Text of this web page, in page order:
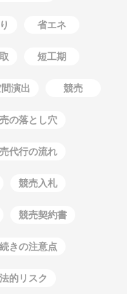
省エネ
短工期
演出 競売
の落とし穴
代行の流れ
競売入札
競売契約書
きの注意点
的リスク